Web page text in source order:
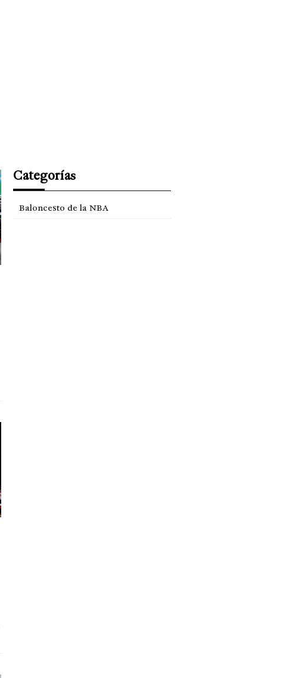
Categorías
Baloncesto de la NBA